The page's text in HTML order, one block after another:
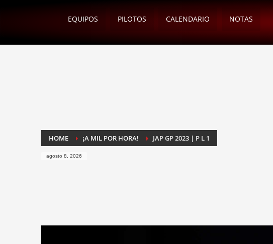
EQUIPOS PILOTOS CALENDARIO NOTAS
HOME ¡A MIL POR HORA! JAP GP 2023 | P L 1
agosto 8, 2026